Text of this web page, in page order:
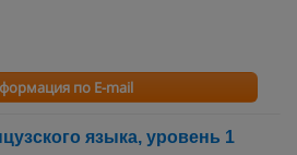
по E-mail
языка, уровень 1